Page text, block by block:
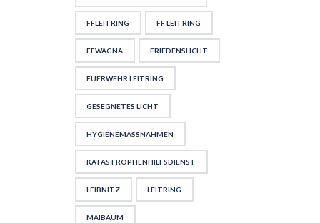
FFLEITRING FF LEITRING
FFWAGNA FRIEDENSLICHT
FUERWEHR LEITRING
GESEGNETES LICHT
HYGIENEMASSNAHMEN
KATASTROPHENHILFSDIENST
LEIBNITZ LEITRING
MAIBAUM